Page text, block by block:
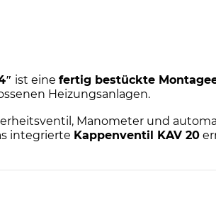
ist eine fertig bestückte
Heizungsanlagen.
Manometer und
integrierte Kappenventil KAV 20